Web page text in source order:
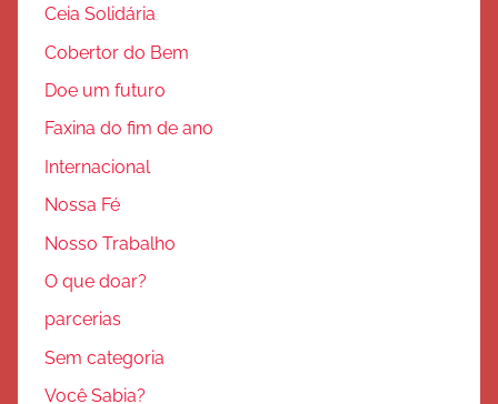
Ceia Solidária
Cobertor do Bem
Doe um futuro
Faxina do fim de ano
Internacional
Nossa Fé
Nosso Trabalho
O que doar?
parcerias
Sem categoria
Você Sabia?